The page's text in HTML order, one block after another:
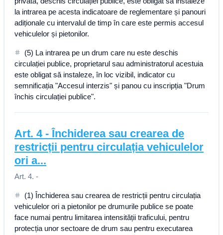
la intrarea pe acesta indicatoare de reglementare și panouri
adiționale cu intervalul de timp în care este permis accesul
vehiculelor și pietonilor.
(5) La intrarea pe un drum care nu este deschis
circulației publice, proprietarul sau administratorul acestuia
este obligat să instaleze, în loc vizibil, indicator cu
semnificația "Accesul interzis" și panou cu inscripția "Drum
închis circulației publice".
Art. 4-Închiderea sau crearea de
restricții pentru circulația vehiculelor
ori a...
Art. 4. -
(1) Închiderea sau crearea de restricții pentru circulația
vehiculelor ori a pietonilor pe drumurile publice se poate
face numai pentru limitarea intensității traficului, pentru
protecția unor sectoare de drum sau pentru executarea